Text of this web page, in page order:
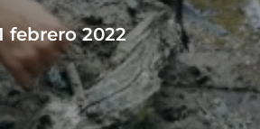
febrero 2022